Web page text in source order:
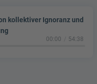
kollektiver Ignoranz und
00:00 54:38